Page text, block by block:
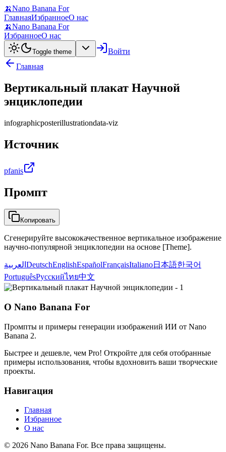
🍌Nano Banana For
ГлавнаяИзбранноеО нас
🍌Nano Banana For
ИзбранноеО нас
Toggle theme
Войти
Главная
Вертикальный плакат Научной
энциклопедии
infographicposterillustrationdata-viz
Источник
pfanis
Промпт
Копировать
Сгенерируйте высококачественное вертикальное изображение
научно-популярной энциклопедии на основе [Theme].
العربية DeutschEnglishEspañolFrançaisItaliano日本語한국어
PortuguêsРусскийไทย中文
О Nano Banana For
Промпты и примеры генерации изображений ИИ от Nano
Banana 2.
Быстрее и дешевле, чем Pro! Откройте для себя отобранные
примеры использования, чтобы вдохновить ваши творческие
проекты.
Навигация
Главная
Избранное
О нас
© 2026 Nano Banana For. Все права защищены.